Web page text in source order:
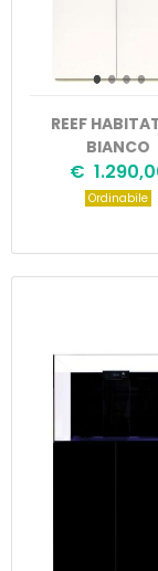
REEF
BIANCO
€
Ordinabile